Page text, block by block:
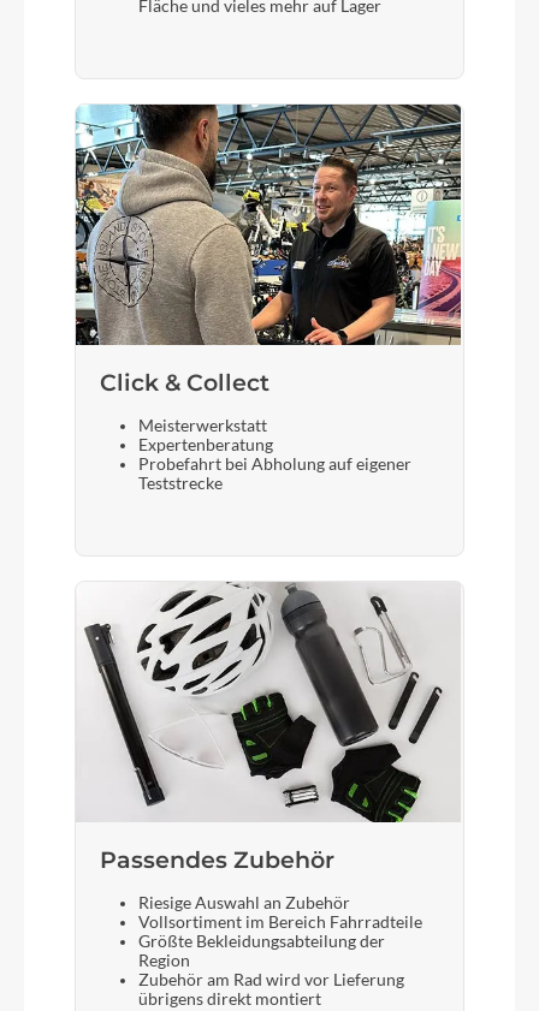
Sattel
Fizik Taiga Black
Gabel
Fox Rythm 32 Float 3 Pos /remote boost, 100mm
travel (29''), 44mm rake
Sattelstütze
Fläche und vieles mehr auf Lager
Click & Collect
Meisterwerkstatt
Expertenberatung
Probefahrt bei Abholung auf eigener
Teststrecke
Passendes Zubehör
Riesige Auswahl an Zubehör
Vollsortiment im Bereich Fahrradteile
Größte Bekleidungsabteilung der
Region
Zubehör am Rad wird vor Lieferung
übrigens direkt montiert